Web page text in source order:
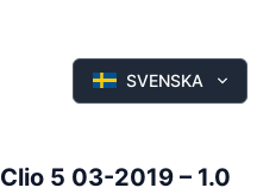
SVENSKA
Clio 5 03-2019 – 1.0